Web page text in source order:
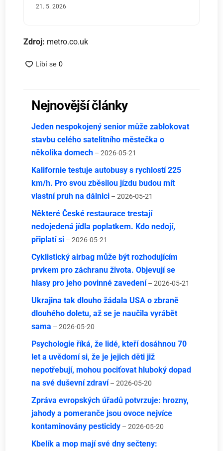
21. 5. 2026
Zdroj: metro.co.uk
Nejnovější články
Jeden nespokojený senior může zablokovat
stavbu celého satelitního městečka o
několika domech – 2026-05-21
Kalifornie testuje autobusy s rychlostí 225
km/h. Pro svou zběsilou jízdu budou mít
vlastní pruh na dálnici – 2026-05-21
Některé České restaurace trestají
nedojedená jídla poplatkem. Kdo nedojí,
připlatí si – 2026-05-21
Cyklistický airbag může být rozhodujícím
prvkem pro záchranu života. Objevují se
hlasy pro jeho povinné zavedení – 2026-05-21
Ukrajina tak dlouho žádala USA o zbraně
dlouhého doletu, až se je naučila vyrábět
sama – 2026-05-20
Psychologie říká, že lidé, kteří dosáhnou 70
let a uvědomí si, že je jejich děti již
nepotřebují, mohou pociťovat hluboký dopad
na své duševní zdraví – 2026-05-20
Zpráva evropských úřadů potvrzuje: hrozny,
jahody a pomeranče jsou ovoce nejvíce
kontaminovány pesticidy – 2026-05-20
Kbelík a mop mají své dny sečteny: